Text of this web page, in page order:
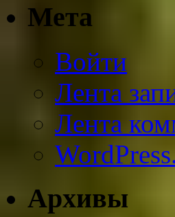
Мета
Войти
Лента
Лента
Архивы